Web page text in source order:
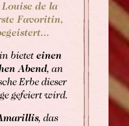
de la
Favoritin,
bietet einen
Abend, an
Erbe dieser
gefeiert wird.
, das